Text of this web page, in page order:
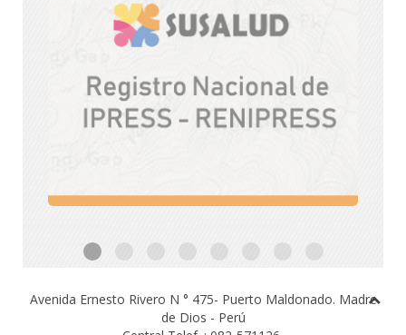
Avenida Ernesto Rivero N ° 475- Puerto Maldonado. Madre
de Dios - Perú